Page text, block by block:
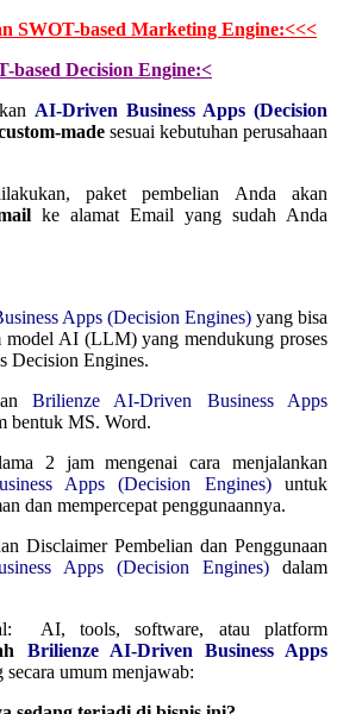
SWOT-based Marketing Engine:<<<
based Decision Engine:<
AI-Driven Business Apps (Decision
made sesuai kebutuhan perusahaan
paket pembelian Anda akan
ke alamat Email yang sudah Anda
Apps (Decision Engines) yang bisa
model AI (LLM) yang mendukung proses
Decision Engines.
Brilienze AI-Driven Business Apps
bentuk MS. Word.
2 jam mengenai cara menjalankan
Apps (Decision Engines)untuk
dan mempercepat penggunaannya.
Disclaimer Pembelian dan Penggunaan
Apps (Decision Engines) dalam
AI, tools, software, atau platform
Brilienze AI-Driven Business Apps
secara umum menjawab: